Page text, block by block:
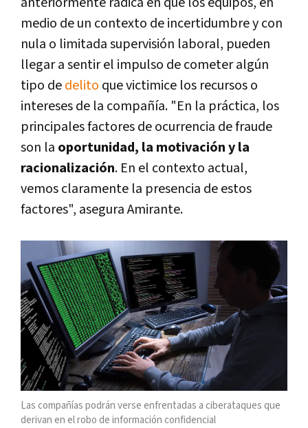
medio de un contexto de incertidumbre y con
nula o limitada supervisión laboral, pueden
llegar a sentir el impulso de cometer algún
tipo dedelito que victimice los recursos o
intereses de la compañía. "En la práctica, los
principales factores de ocurrencia de fraude
son la oportunidad, la motivación y la
racionalización. En el contexto actual,
vemos claramente la presencia de estos
factores", asegura Amirante.
Las compañías podrán verse enfrentadas a ciberataques que
derivan en el robo de información confidencial